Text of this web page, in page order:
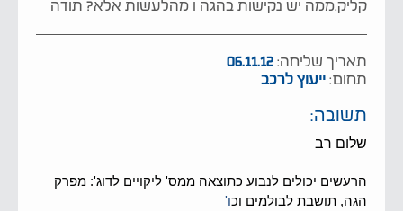
קליק.ממה יש נקישות בהגה ו מהלעשות אלא? תודה
תאריך שליחה:06.11.12
תחום:ייעוץ לרכב
תשובה:
שלום רב
הרעשים יכולים לנבוע כתוצאה ממס' ליקויים לדוג': מפרק
הגה, תושבת לבולמים וכו'